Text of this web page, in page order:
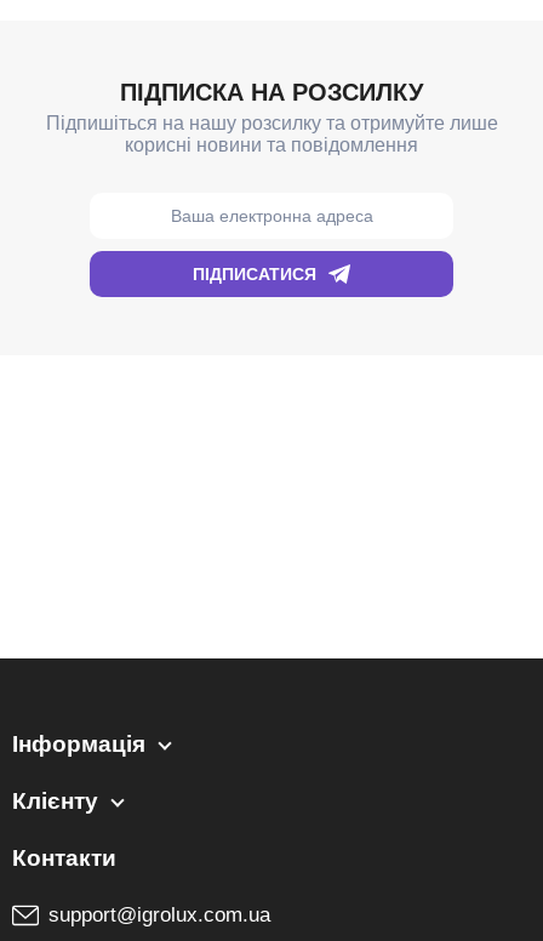
Інформація
Клієнту
support@igrolux.com.ua